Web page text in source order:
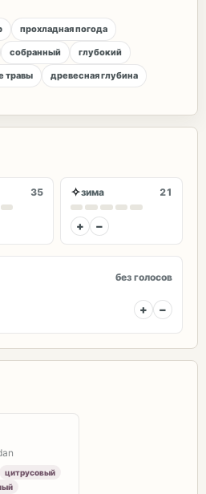
прохладная погода
собранный глубокий
травы древесная глубина
35 ✧зима 21
+ −
без голосов
+ −
цитрусовый